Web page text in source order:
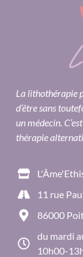
La lithothérapie
d’être sans
un médecin.
thérapie
11 rue
86000
du mardi
10h00-